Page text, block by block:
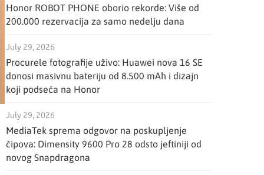
Honor ROBOT PHONE oborio rekorde: Više od
200.000 rezervacija za samo nedelju dana
July 29, 2026
Procurele fotografije uživo: Huawei nova 16 SE
donosi masivnu bateriju od 8.500 mAh i dizajn
koji podseća na Honor
July 29, 2026
MediaTek sprema odgovor na poskupljenje
čipova: Dimensity 9600 Pro 28 odsto jeftiniji od
novog Snapdragona